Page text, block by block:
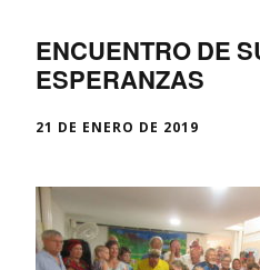
ENCUENTRO DE
ESPERANZAS
21 DE ENERO DE 2019